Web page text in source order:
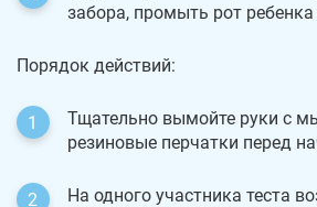
забора, промыть рот ребенка
Порядок действий:
Тщательно вымойте руки с
резиновые перчатки перед
На одного участника теста